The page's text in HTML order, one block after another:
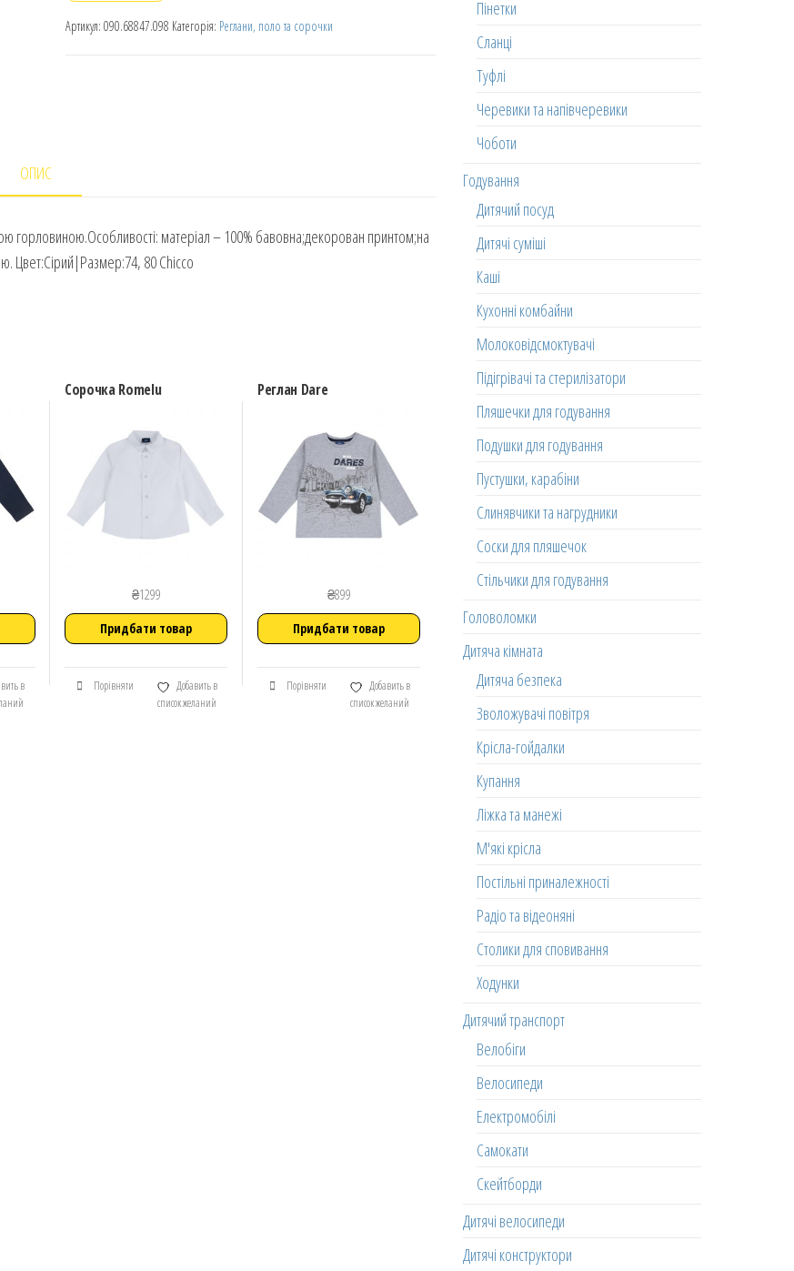
Артикул: 090.68847.098 Категорія: Реглани, поло та сорочки
ОПИС
горловиною.Особливості: матеріал – 100% бавовна;декорован принтом;на
Цвет:Сірий|Размер:74, 80 Chicco
в
Сорочка Romelu
₴1299
Придбати товар
Порівняти
Добавить в
список желаний
Реглан Dare
₴899
Придбати товар
Порівняти
Добавить в
список желаний
Пінетки
Сланці
Туфлі
Черевики та напівчеревики
Чоботи
Годування
Дитячий посуд
Дитячі суміші
Каші
Кухонні комбайни
Молоковідсмоктувачі
Підігрівачі та стерилізатори
Пляшечки для годування
Подушки для годування
Пустушки, карабіни
Слинявчики та нагрудники
Соски для пляшечок
Стільчики для годування
Головоломки
Дитяча кімната
Дитяча безпека
Зволожувачі повітря
Крісла-гойдалки
Купання
Ліжка та манежі
М'які крісла
Постільні приналежності
Радіо та відеоняні
Столики для сповивання
Ходунки
Дитячий транспорт
Велобіги
Велосипеди
Електромобілі
Самокати
Скейтборди
Дитячі велосипеди
Дитячі конструктори